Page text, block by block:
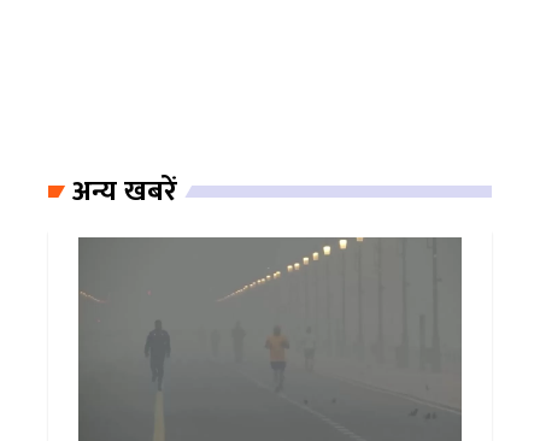
अन्य खबरें